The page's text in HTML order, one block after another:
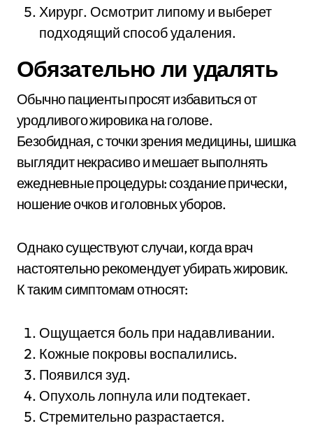
Хирург. Осмотрит липому и выберет
подходящий способ удаления.
Обязательно ли удалять
Обычно пациенты просят избавиться от
уродливого жировика на голове.
Безобидная, с точки зрения медицины, шишка
выглядит некрасиво и мешает выполнять
ежедневные процедуры: создание прически,
ношение очков и головных уборов.
Однако существуют случаи, когда врач
настоятельно рекомендует убирать жировик.
К таким симптомам относят:
Ощущается боль при надавливании.
Кожные покровы воспалились.
Появился зуд.
Опухоль лопнула или подтекает.
Стремительно разрастается.